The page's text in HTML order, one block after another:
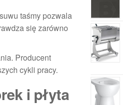
taśmy pozwala
się zarówno
Producent
cykli pracy.
i płyta